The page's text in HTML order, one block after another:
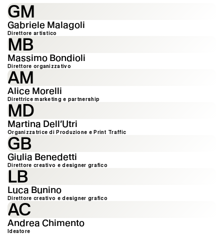
GM
Gabriele Malagoli
Direttore artistico
MB
Massimo Bondioli
Direttore organizzativo
AM
Alice Morelli
Direttrice marketing e partnership
MD
Martina Dell’Utri
Organizzatrice di Produzione e Print Traffic
GB
Giulia Benedetti
Direttore creativo e designer grafico
LB
Luca Bunino
Direttore creativo e designer grafico
AC
Andrea Chimento
Ideatore